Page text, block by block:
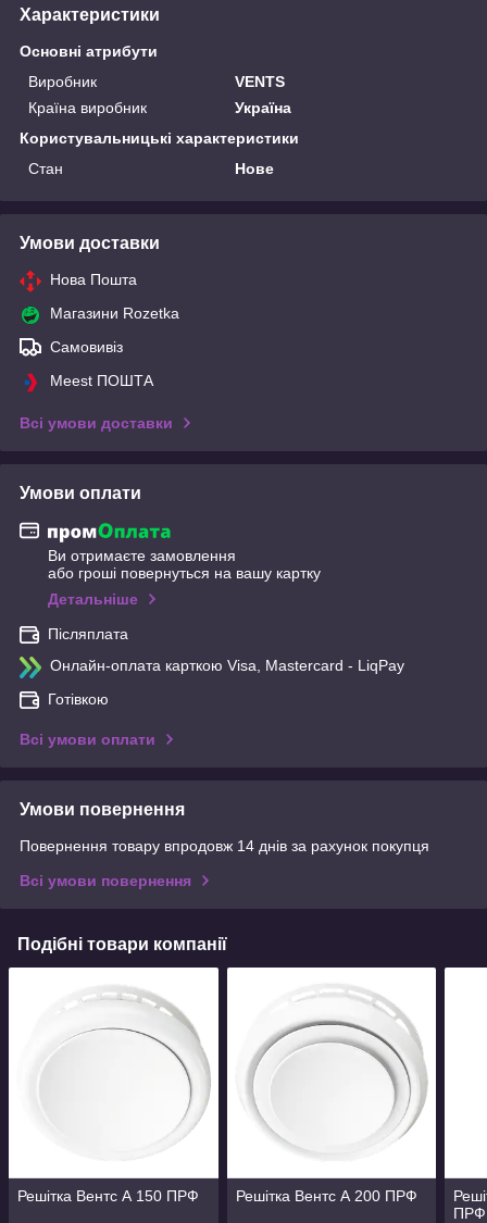
Характеристики
Основні атрибути
Виробник
VENTS
Країна виробник
Україна
Користувальницькі характеристики
Стан
Нове
Умови доставки
Нова Пошта
Магазини Rozetka
Самовивіз
Meest ПОШТА
Всі умови доставки
Умови оплати
Ви отримаєте замовлення
або гроші повернуться на вашу картку
Детальніше
Післяплата
Онлайн-оплата карткою Visa, Mastercard - LiqPay
Готівкою
Всі умови оплати
Умови повернення
Повернення товару впродовж 14 днів за рахунок покупця
Всі умови повернення
Подібні товари компанії
Решітка Вентс А 150 ПРФ Решітка Вентс А 200 ПРФ
ПРФ